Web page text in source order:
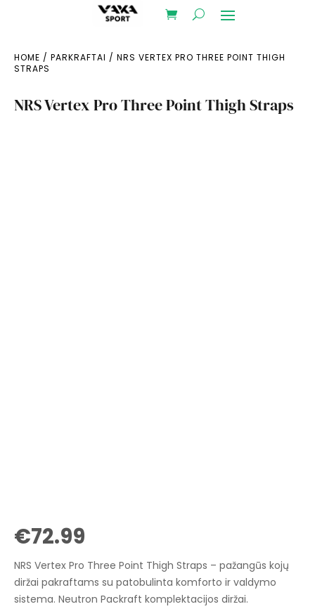
HOME / PARKRAFTAI / NRS VERTEX PRO THREE POINT THIGH
STRAPS
NRS Vertex Pro Three Point Thigh Straps
€72.99
NRS Vertex Pro Three Point Thigh Straps – pažangūs kojų
diržai pakraftams su patobulinta komforto ir valdymo
sistema. Neutron Packraft komplektacijos diržai.